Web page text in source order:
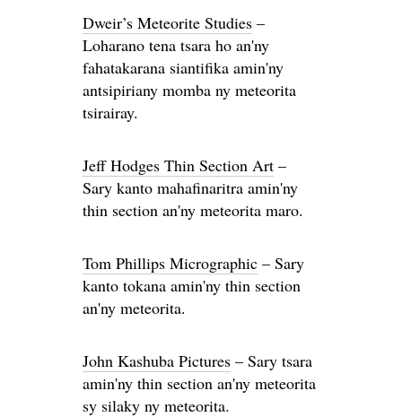
Dweir’s Meteorite Studies –
Loharano tena tsara ho an'ny
fahatakarana siantifika amin'ny
antsipiriany momba ny meteorita
tsirairay.
Jeff Hodges Thin Section Art –
Sary kanto mahafinaritra amin'ny
thin section an'ny meteorita maro.
Tom Phillips Micrographic – Sary
kanto tokana amin'ny thin section
an'ny meteorita.
John Kashuba Pictures – Sary tsara
amin'ny thin section an'ny meteorita
sy silaky ny meteorita.